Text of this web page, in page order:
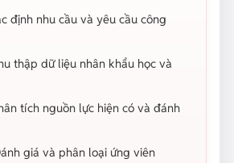
định nhu cầu và yêu cầu công
thập dữ liệu nhân khẩu học và
tích nguồn lực hiện có và đánh
giá và phân loại ứng viên